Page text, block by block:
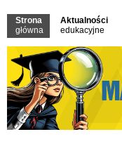
Strona
główna
Aktualności
edukacyjne